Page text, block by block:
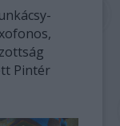
Pintér